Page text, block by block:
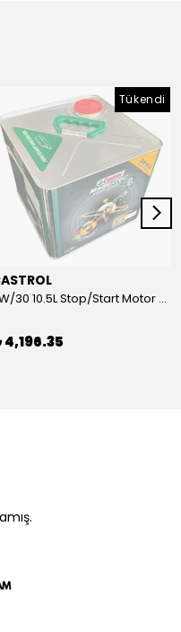
Tükendi
0W/30 10.5L Stop/Start Motor Yağı | CASTROL
4,196.35